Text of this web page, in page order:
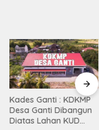
Kades Ganti : KDKMP
Desa Ganti Dibangun
Diatas Lahan KUD